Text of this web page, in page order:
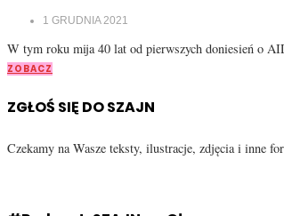
1 GRUDNIA 2021
W tym roku mija 40 lat od pierwszych doniesień o
ZOBACZ
ZGŁOŚ SIĘ DO SZAJN
Czekamy na Wasze teksty, ilustracje, zdjęcia i inne